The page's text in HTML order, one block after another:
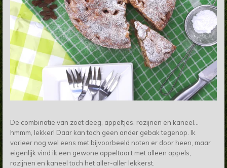
De combinatie van zoet deeg, appeltjes, rozijnen en kaneel...
hmmm, lekker! Daar kan toch geen ander gebak tegenop. Ik
varieer nog wel eens met bijvoorbeeld noten er door heen, maar
eigenlijk vind ik een gewone appeltaart met alleen appels,
rozijnen en kaneel toch het aller-aller lekkerst.